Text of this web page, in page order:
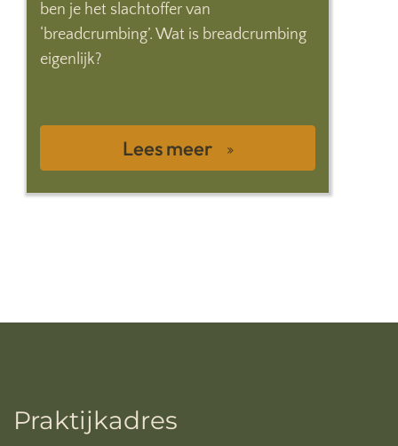
ben je het slachtoffer van
‘breadcrumbing’. Wat is breadcrumbing
eigenlijk?
Lees meer
Praktijkadres